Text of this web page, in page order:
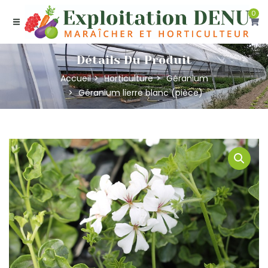
0
Détails Du Produit
Accueil Horticulture
Géranium
Géranium lierre blanc (pièce)